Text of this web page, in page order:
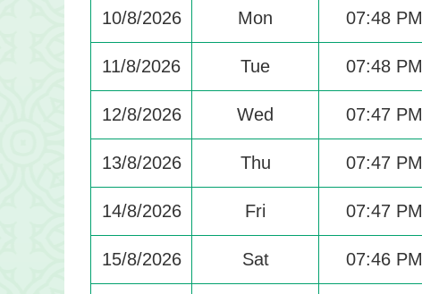
10/8/2026 Mon 07:48 PM
11/8/2026 Tue 07:48 PM
12/8/2026 Wed 07:47 PM
13/8/2026 Thu 07:47 PM
14/8/2026 Fri 07:47 PM
15/8/2026 Sat 07:46 PM